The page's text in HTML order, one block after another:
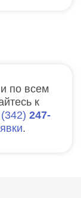
по всем
к
342 247-
.